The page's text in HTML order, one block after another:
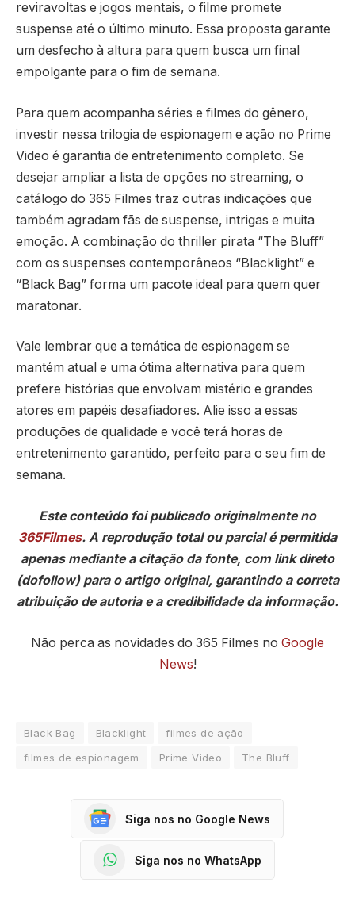
reviravoltas e jogos mentais, o filme promete
suspense até o último minuto. Essa proposta garante
um desfecho à altura para quem busca um final
empolgante para o fim de semana.
Para quem acompanha séries e filmes do gênero,
investir nessa trilogia de espionagem e ação no Prime
Video é garantia de entretenimento completo. Se
desejar ampliar a lista de opções no streaming, o
catálogo do 365 Filmes traz outras indicações que
também agradam fãs de suspense, intrigas e muita
emoção. A combinação do thriller pirata “The Bluff”
com os suspenses contemporâneos “Blacklight” e
“Black Bag” forma um pacote ideal para quem quer
maratonar.
Vale lembrar que a temática de espionagem se
mantém atual e uma ótima alternativa para quem
prefere histórias que envolvam mistério e grandes
atores em papéis desafiadores. Alie isso a essas
produções de qualidade e você terá horas de
entretenimento garantido, perfeito para o seu fim de
semana.
Este conteúdo foi publicado originalmente no
365Filmes. A reprodução total ou parcial é permitida
apenas mediante a citação da fonte, com link direto
(dofollow) para o artigo original, garantindo a correta
atribuição de autoria e a credibilidade da informação.
Não perca as novidades do 365 Filmes no Google
News!
Black Bag Blacklight
filmes de ação
filmes de espionagem
Prime Video The Bluff
Siga nos no Google News
Siga nos no WhatsApp